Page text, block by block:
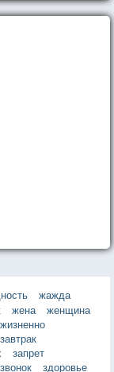
жажда
жена
женщина
жизненно
завтрак
запрет
звонок
здоровье